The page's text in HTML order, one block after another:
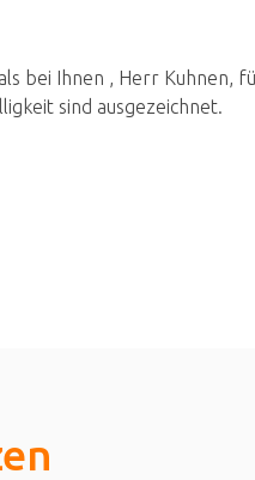
bei Ihnen , Herr Kuhnen,
sind ausgezeichnet.